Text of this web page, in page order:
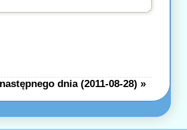
dnia (2011-08-28) »